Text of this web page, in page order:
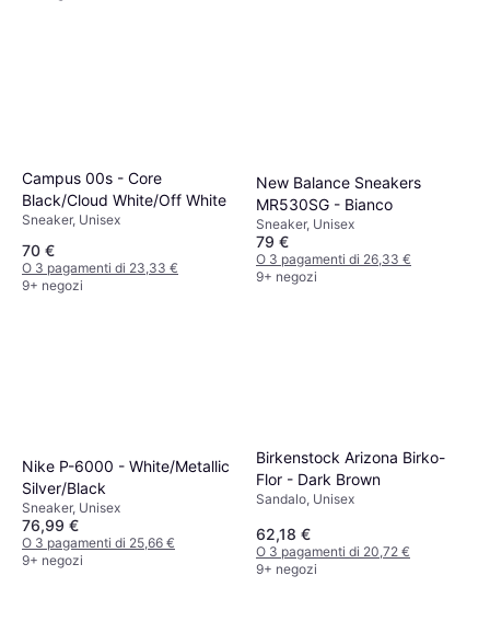
Campus 00s - Core
Black/Cloud White/Off White
Sneaker, Unisex
70 €
O 3 pagamenti di 23,33 €
9+ negozi
New Balance Sneakers
MR530SG - Bianco
Sneaker, Unisex
79 €
O 3 pagamenti di 26,33 €
9+ negozi
Nike P-6000 - White/Metallic
Silver/Black
Sneaker, Unisex
76,99 €
O 3 pagamenti di 25,66 €
9+ negozi
Birkenstock Arizona Birko-
Flor - Dark Brown
Sandalo, Unisex
62,18 €
O 3 pagamenti di 20,72 €
9+ negozi